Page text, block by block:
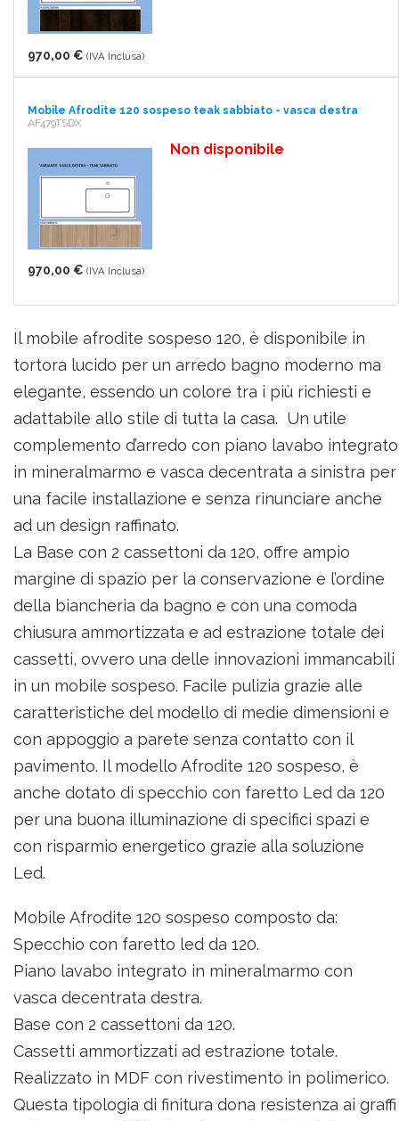
970,00 € (IVA Inclusa)
Mobile Afrodite 120 sospeso teak sabbiato - vasca destra
AF479TSDX
Non disponibile
970,00 € (IVA Inclusa)
Il mobile afrodite sospeso 120, è disponibile in
tortora lucido per un arredo bagno moderno ma
elegante, essendo un colore tra i più richiesti e
adattabile allo stile di tutta la casa. Un utile
complemento d’arredo con piano lavabo integrato
in mineralmarmo e vasca decentrata a sinistra per
una facile installazione e senza rinunciare anche
ad un design raffinato.
La Base con 2 cassettoni da 120, offre ampio
margine di spazio per la conservazione e l’ordine
della biancheria da bagno e con una comoda
chiusura ammortizzata e ad estrazione totale dei
cassetti, ovvero una delle innovazioni immancabili
in un mobile sospeso. Facile pulizia grazie alle
caratteristiche del modello di medie dimensioni e
con appoggio a parete senza contatto con il
pavimento. Il modello Afrodite 120 sospeso, è
anche dotato di specchio con faretto Led da 120
per una buona illuminazione di specifici spazi e
con risparmio energetico grazie alla soluzione
Led.
Mobile Afrodite 120 sospeso composto da:
Specchio con faretto led da 120.
Piano lavabo integrato in mineralmarmo con
vasca decentrata destra.
Base con 2 cassettoni da 120.
Cassetti ammortizzati ad estrazione totale.
Realizzato in MDF con rivestimento in polimerico.
Questa tipologia di finitura dona resistenza ai graffi